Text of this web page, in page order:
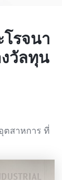
รจนา
วัลทุน
ตสาหการ ที่